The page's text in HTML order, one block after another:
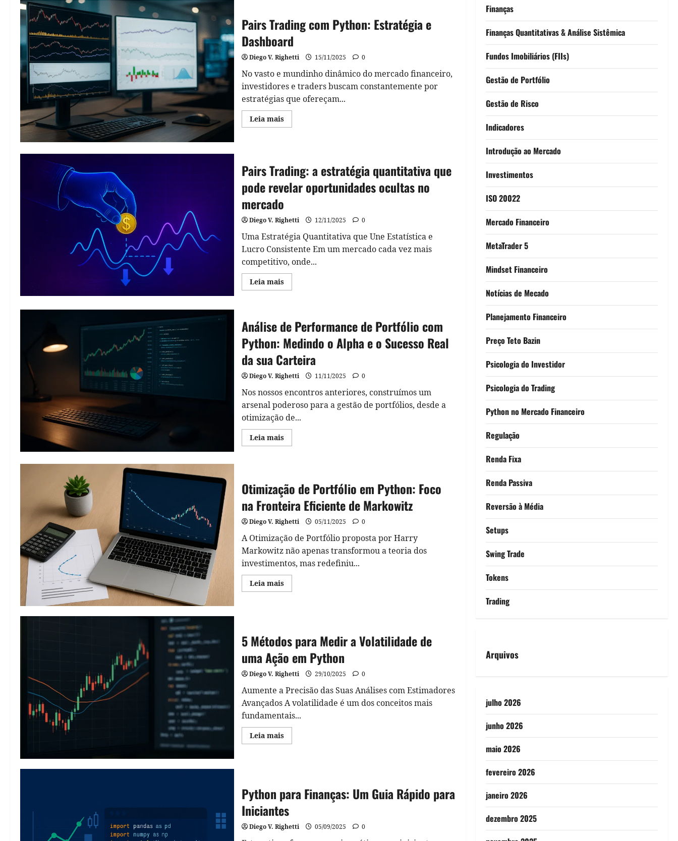
A
Estratégia
breakout
donchian
Python
Pairs Trading com Python: Estratégia e
Dashboard
Diego V. Righetti 15/11/2025 0
No vasto e mundinho dinâmico do mercado financeiro,
investidores e traders buscam constantemente por
estratégias que ofereçam...
Leia maisRead
more
Estratégia
e
Dashboard
Pairs Trading: a estratégia quantitativa que
pode revelar oportunidades ocultas no
mercado
Diego V. Righetti 12/11/2025 0
Uma Estratégia Quantitativa que Une Estatística e
Lucro Consistente Em um mercado cada vez mais
competitivo, onde...
Leia maisRead
more
estratégia
quantitativa
que
pode
revelar
oportunidades
ocultas
no
mercado
Análise de Performance de Portfólio com
Python: Medindo o Alpha e o Sucesso Real
da sua Carteira
Diego V. Righetti 11/11/2025 0
Nos nossos encontros anteriores, construímos um
arsenal poderoso para a gestão de portfólios, desde a
otimização de...
Leia maisRead
more
Portfólio
com
Python:
Medindo
o
Alpha
e
o
Sucesso
Real
da
sua
Carteira
Otimização de Portfólio em Python: Foco
na Fronteira Eficiente de Markowitz
Diego V. Righetti 05/11/2025 0
A Otimização de Portfólio proposta por Harry
Markowitz não apenas transformou a teoria dos
investimentos, mas redefiniu...
Leia maisRead
more
Foco
na
Fronteira
Eficiente
Markowitz
5 Métodos para Medir a Volatilidade de
uma Ação em Python
Diego V. Righetti 29/10/2025 0
Aumente a Precisão das Suas Análises com Estimadores
Avançados A volatilidade é um dos conceitos mais
fundamentais...
Leia maisRead
more
Volatilidade
de
Ação
Python
Python para Finanças: Um Guia Rápido para
Iniciantes
Diego V. Righetti 05/09/2025 0
Finanças
Finanças Quantitativas & Análise Sistêmica
Fundos Imobiliários (FIIs)
Gestão de Portfólio
Gestão de Risco
Indicadores
Introdução ao Mercado
Investimentos
ISO 20022
Mercado Financeiro
MetaTrader 5
Mindset Financeiro
Notícias de Mecado
Planejamento Financeiro
Preço Teto Bazin
Psicologia do Investidor
Psicologia do Trading
Python no Mercado Financeiro
Regulação
Renda Fixa
Renda Passiva
Reversão à Média
Setups
Swing Trade
Tokens
Trading
Arquivos
julho 2026
junho 2026
maio 2026
fevereiro 2026
janeiro 2026
dezembro 2025